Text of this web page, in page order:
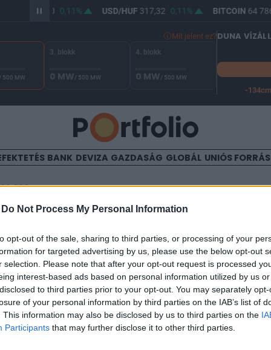
Do Not Process My Personal Information
opt-out of the sale, sharing to third parties, or processing of your
for targeted advertising by us, please use the below opt-out
selection. Please note that after your opt-out request is processed
interest-based ads based on personal information utilized by us
to third parties prior to your opt-out. You may separately
of your personal information by third parties on the IAB’s list of
This information may also be disclosed by us to third parties on the
Participants that may further disclose it to other third parties.
365,80 0,11% USD/HUF 317,32 0,11% BITCOIN64
Mit jelent ez?
/ 500 MW
3. blokk
0 MW/ 500 MW
4. blokk
0 MW/ 500 MW
DUNA
-134cm
BANK DEVIZA GAZDASÁG GLOBÁL UNIÓS
a dollár
az állampapír- és a forintpiac. A forint 245.3 körül
egy dollárért mindössze 190.8 Ft-ot kellett adni. A
lejáratokon néhány bázisponttal csökkentek.